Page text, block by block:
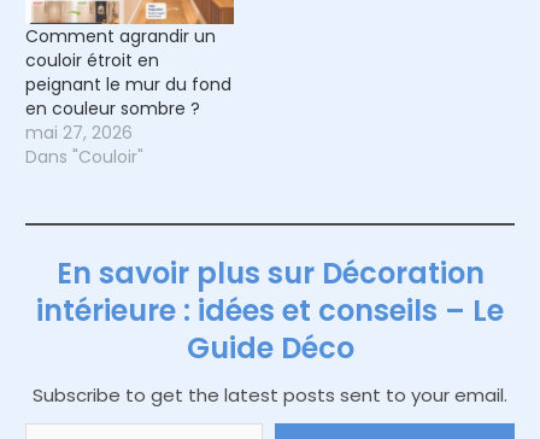
Comment agrandir un
couloir étroit en
peignant le mur du fond
en couleur sombre ?
mai 27, 2026
Dans "Couloir"
En savoir plus sur Décoration
intérieure : idées et conseils – Le
Guide Déco
Subscribe to get the latest posts sent to your email.
Saisissez votre adresse e-mail…